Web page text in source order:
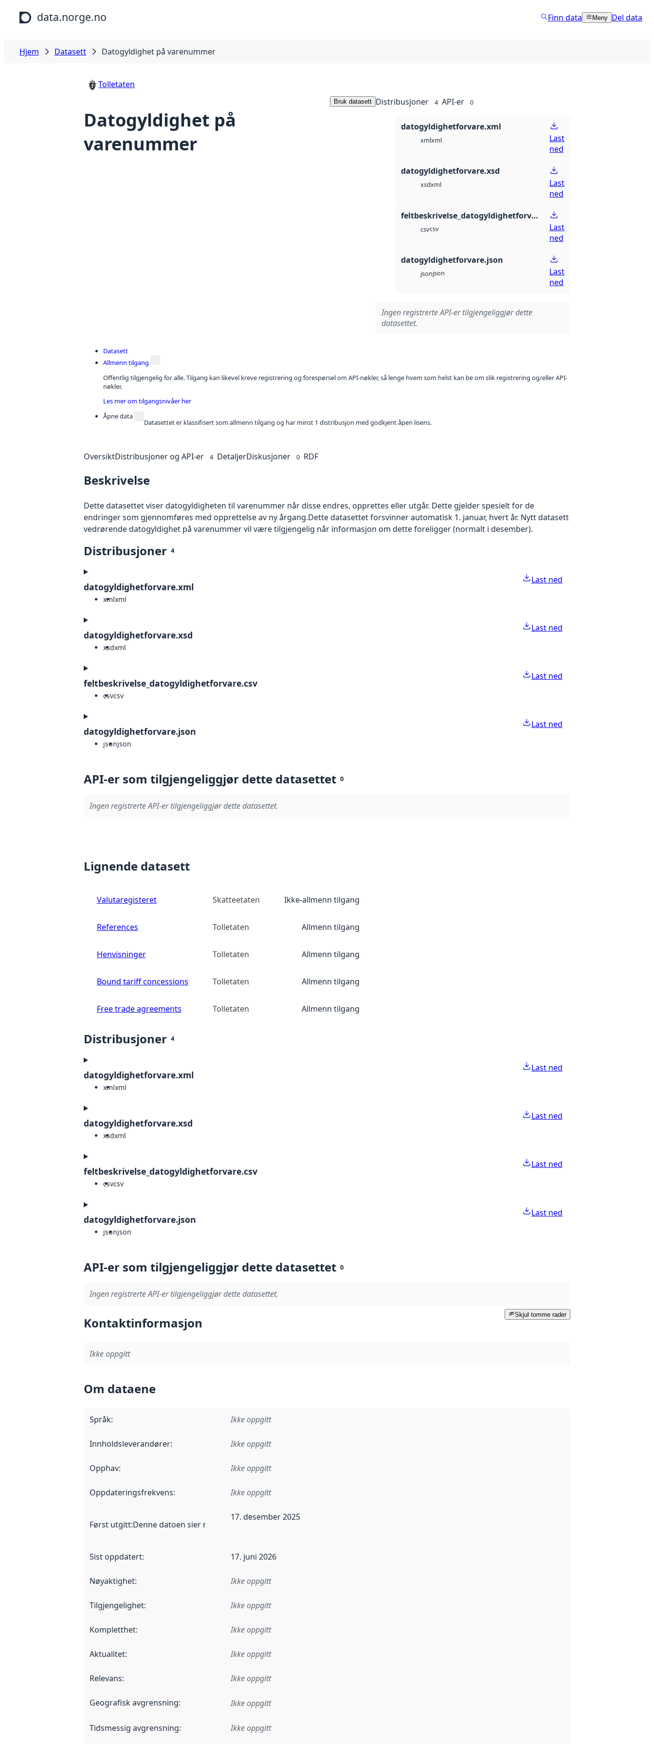
Hopp til hovedinnhold
data.norge.no Finn data Meny Del data
Hjem Datasett Datogyldighet på varenummer
Tolletaten
Datogyldighet på
varenummer
Bruk datasett Distribusjoner 4 API-er 0
datogyldighetforvare.xml
xmlxml
Last
ned
datogyldighetforvare.xsd
xsdxml
Last
ned
feltbeskrivelse_datogyldighetforvare.csv
csvcsv
Last
ned
datogyldighetforvare.json
jsonjson
Last
ned
Ingen registrerte API-er tilgjengeliggjør dette
datasettet.
Datasett
Allmenn tilgang
Offentlig tilgjengelig for alle. Tilgang kan likevel kreve registrering og forespørsel om API-nøkler, så lenge hvem som helst kan be om slik registrering og/eller API-
nøkler.
Les mer om tilgangsnivåer her
Åpne data
Datasettet er klassifisert som allmenn tilgang og har minst 1 distribusjon med godkjent åpen lisens.
OversiktDistribusjoner og API-er 4 DetaljerDiskusjoner 0 RDF
Beskrivelse
Dette datasettet viser datogyldigheten til varenummer når disse endres, opprettes eller utgår. Dette gjelder spesielt for de
endringer som gjennomføres med opprettelse av ny årgang.Dette datasettet forsvinner automatisk 1. januar, hvert år. Nytt datasett
vedrørende datogyldighet på varenummer vil være tilgjengelig når informasjon om dette foreligger (normalt i desember).
Distribusjoner 4
datogyldighetforvare.xml
xmlxml
Last ned
datogyldighetforvare.xsd
xsdxml
Last ned
feltbeskrivelse_datogyldighetforvare.csv
csvcsv
Last ned
datogyldighetforvare.json
jsonjson
Last ned
API-er som tilgjengeliggjør dette datasettet 0
Ingen registrerte API-er tilgjengeliggjør dette datasettet.
Lignende datasett
Valutaregisteret Skatteetaten Ikke-allmenn tilgang
References Tolletaten Allmenn tilgang
Henvisninger Tolletaten Allmenn tilgang
Bound tariff concessions Tolletaten Allmenn tilgang
Free trade agreements Tolletaten Allmenn tilgang
Distribusjoner 4
datogyldighetforvare.xml
xmlxml
Last ned
datogyldighetforvare.xsd
xsdxml
Last ned
feltbeskrivelse_datogyldighetforvare.csv
csvcsv
Last ned
datogyldighetforvare.json
jsonjson
Last ned
API-er som tilgjengeliggjør dette datasettet 0
Ingen registrerte API-er tilgjengeliggjør dette datasettet.
Skjul tomme rader
Kontaktinformasjon
Ikke oppgitt
Om dataene
Språk: Ikke oppgitt
Innholdsleverandører: Ikke oppgitt
Opphav: Ikke oppgitt
Oppdateringsfrekvens: Ikke oppgitt
Først utgitt:Denne datoen sier når dataene i dette datasettet første gang ble utgitt. Det kan ha skjedd før datasettet ble publisert på data.norge.no.
17. desember 2025
Sist oppdatert: 17. juni 2026
Nøyaktighet: Ikke oppgitt
Tilgjengelighet: Ikke oppgitt
Kompletthet: Ikke oppgitt
Aktualitet: Ikke oppgitt
Relevans: Ikke oppgitt
Geografisk avgrensning: Ikke oppgitt
Tidsmessig avgrensning: Ikke oppgitt